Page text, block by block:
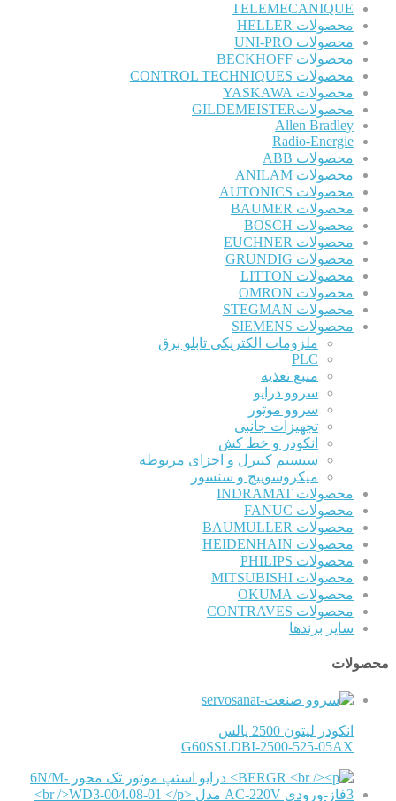
TELEMECANIQUE
محصولات HELLER
محصولات UNI-PRO
محصولات BECKHOFF
محصولات CONTROL TECHNIQUES
محصولات YASKAWA
محصولاتGILDEMEISTER
Allen Bradley
Radio-Energie
محصولات ABB
محصولات ANILAM
محصولات AUTONICS
محصولات BAUMER
محصولات BOSCH
محصولات EUCHNER
محصولات GRUNDIG
محصولات LITTON
محصولات OMRON
محصولات STEGMAN
محصولات SIEMENS
ملزومات الکتریکی تابلو برق
PLC
منبع تغذیه
سروو درایو
سروو موتور
تجهیزات جانبی
انکودر و خط کش
سیستم کنترل و اجزای مربوطه
میکروسوییچ و سنسور
محصولات INDRAMAT
محصولات FANUC
محصولات BAUMULLER
محصولات HEIDENHAIN
محصولات PHILIPS
محصولات MITSUBISHI
محصولات OKUMA
محصولات CONTRAVES
سایر برندها
محصولات
انکودر لیتون 2500 پالس
G60SSLDBI-2500-525-05AX